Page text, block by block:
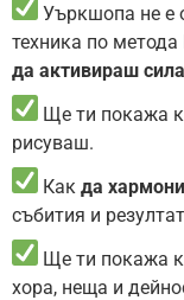
Уъркшопа не е
техника по
да активираш
Ще ти покажа
рисуваш.
Как да
събития и
Ще ти покажа
хора, неща и